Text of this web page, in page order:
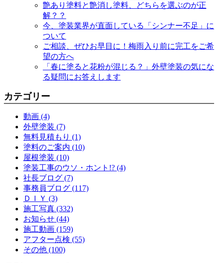
艶あり塗料と艶消し塗料、どちらを選ぶのが正
解？？
今、塗装業界が直面している「シンナー不足」に
ついて
ご相談、ぜひお早目に！梅雨入り前に完工をご希
望の方へ
「春に塗ると花粉が混じる？」外壁塗装の気にな
る疑問にお答えします
カテゴリー
動画 (4)
外壁塗装 (7)
無料見積もり (1)
塗料のご案内 (10)
屋根塗装 (10)
塗装工事のウソ・ホント!? (4)
社長ブログ (7)
事務員ブログ (117)
ＤＩＹ (3)
施工写真 (332)
お知らせ (44)
施工動画 (159)
アフター点検 (55)
その他 (100)